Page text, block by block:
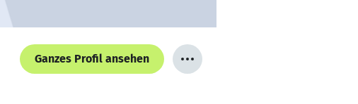
Ganzes Profil ansehen